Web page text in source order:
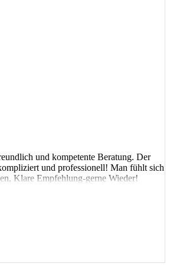
und kompetente Beratung. Der
und professionell! Man fühlt sich
Klare Empfehlung-gerne Wieder!